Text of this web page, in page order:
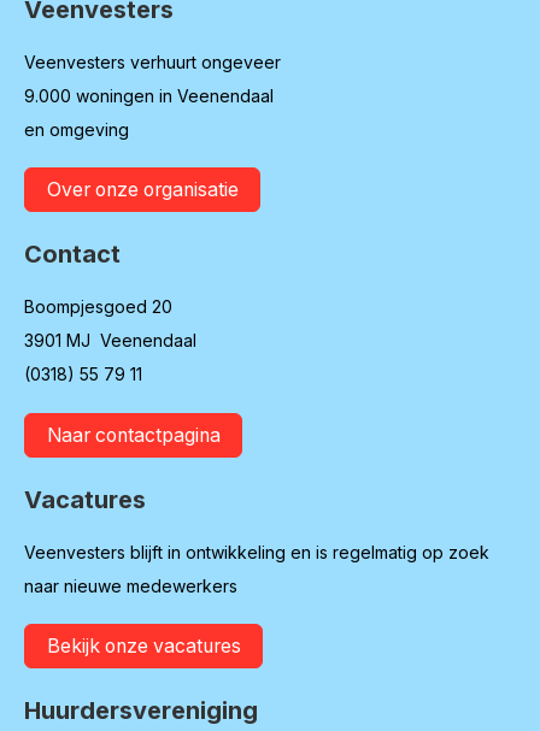
Contactinformatie
Veenvesters
Veenvesters verhuurt ongeveer
9.000 woningen in Veenendaal
en omgeving
Over onze organisatie
Contact
Boompjesgoed 20
3901 MJ Veenendaal
(0318) 55 79 11
Naar contactpagina
Vacatures
Veenvesters blijft in ontwikkeling en is regelmatig op zoek
naar nieuwe medewerkers
Bekijk onze vacatures
Huurdersvereniging